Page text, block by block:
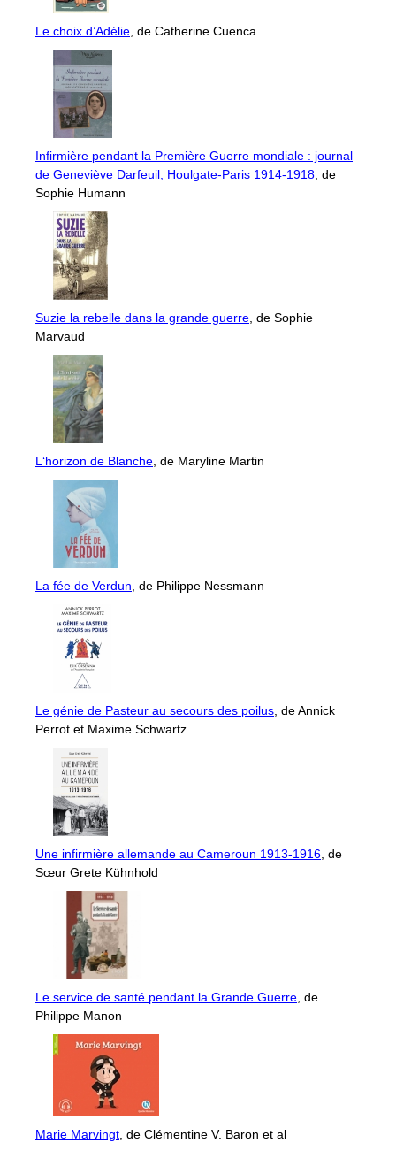
Le choix d’Adélie, de Catherine Cuenca
Infirmière pendant la Première Guerre mondiale : journal
de Geneviève Darfeuil, Houlgate-Paris 1914-1918, de
Sophie Humann
Suzie la rebelle dans la grande guerre, de Sophie
Marvaud
L‘horizon de Blanche, de Maryline Martin
La fée de Verdun, de Philippe Nessmann
Le génie de Pasteur au secours des poilus, de Annick
Perrot et Maxime Schwartz
Une infirmière allemande au Cameroun 1913-1916, de
Sœur Grete Kühnhold
Le service de santé pendant la Grande Guerre, de
Philippe Manon
Marie Marvingt, de Clémentine V. Baron et al